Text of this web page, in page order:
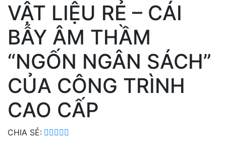
VẬT LIỆU RẺ – CÁI
BẪY ÂM THẦM
“NGỐN NGÂN SÁCH”
CỦA CÔNG TRÌNH
CAO CẤP
CHIA SẺ: